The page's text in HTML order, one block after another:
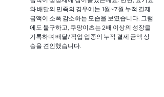
와 배달의 민족의 경우에는 1월~7월 누적 결제
금액이 소폭 감소하는 모습을 보였습니다. 그럼
에도 불구하고, 쿠팡이츠는 2배 이상의 성장을
기록하며 배달/픽업 업종의 누적 결제 금액 상
승을 견인했습니다.